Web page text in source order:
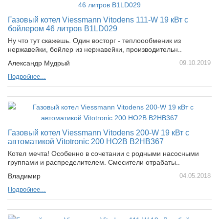
Газовый котел Viessmann Vitodens 111-W 19 кВт с
бойлером 46 литров B1LD029
Ну что тут скажешь. Один восторг - теплоообменик из
нержавейки, бойлер из нержавейки, производительн..
Александр Мудрый
09.10.2019
Подробнее...
Газовый котел Viessmann Vitodens 200-W 19 кВт c
автоматикой Vitotronic 200 HO2B B2HB367
Котел мечта! Особенно в сочетании с родными насосными
группами и распределителем. Смесители отрабаты..
Владимир
04.05.2018
Подробнее...